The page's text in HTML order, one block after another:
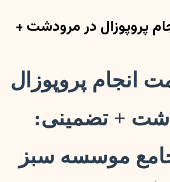
پروپوزال در مرودشت +
انجام پروپوزال
+ تضمینی:
موسسه سبز